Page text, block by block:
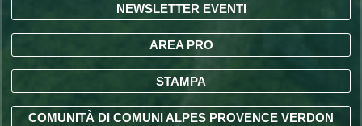
NEWSLETTER EVENTI
AREA PRO
STAMPA
COMUNITÀ DI COMUNI ALPES PROVENCE VERDON